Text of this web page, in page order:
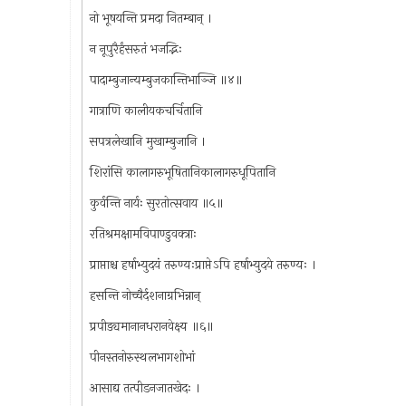
नो भूषयन्ति प्रमदा नितम्बान् ।
न नूपुरैर्हंसरुतं भजद्भिः
पादाम्बुजान्यम्बुजकान्तिभाञ्जि ॥४॥
गात्राणि कालीयकचर्चितानि
सपत्रलेखानि मुखाम्बुजानि ।
शिरांसि कालागरुभूषितानिकालागरुधूपितानि
कुर्वन्ति नार्यः सुरतोत्सवाय ॥५॥
रतिश्रमक्षामविपाण्डुवक्त्राः
प्राप्ताश्च हर्षाभ्युदयं तरुण्यःप्राप्तेऽपि हर्षाभ्युदये तरुण्यः ।
हसन्ति नोच्चैर्दशनाग्रभिन्नान्
प्रपीड्यमानानधरानवेक्ष्य ॥६॥
पीनस्तनोरुस्थलभागशोभां
आसाद्य तत्पीडनजातखेदः ।